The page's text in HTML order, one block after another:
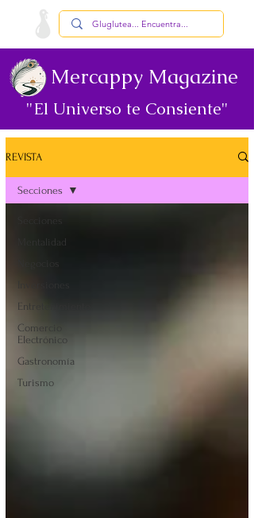
Mercappy Magazine
"El Universo te Consiente"
REVISTA
Mentalidad
Entretenimiento
Comercio
Electrónico
Gastronomía
Turismo
Secciones